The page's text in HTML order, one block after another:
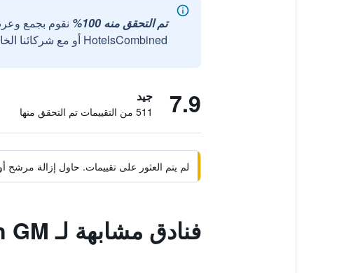
تم التحقق منه 100%
نقوم بجمع
HotelsCombined أو مع شركائنا الخارجيين الموثوقين.
7.9 جيد
511 من التقييمات تم التحقق منها
لم يتم العثور على تقييمات. حاول إزالة
فنادق مشابهة لـ Welcome Inn GM